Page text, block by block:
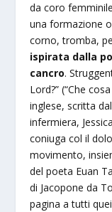
da coro
una formazione
corno, tromba,
ispirata dalla
cancro.
Lord?” (“Che
inglese, scritta
infermiera,
coniuga col il
movimento,
del poeta Euan
di Jacopone da
pagina a tutti